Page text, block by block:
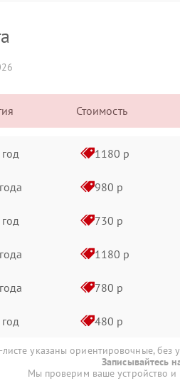
Стоимость
1180 р
980 р
730 р
1180 р
780 р
480 р
указаны ориентировочные, без
Записывайтесь
Мы проверим ваше устройство и